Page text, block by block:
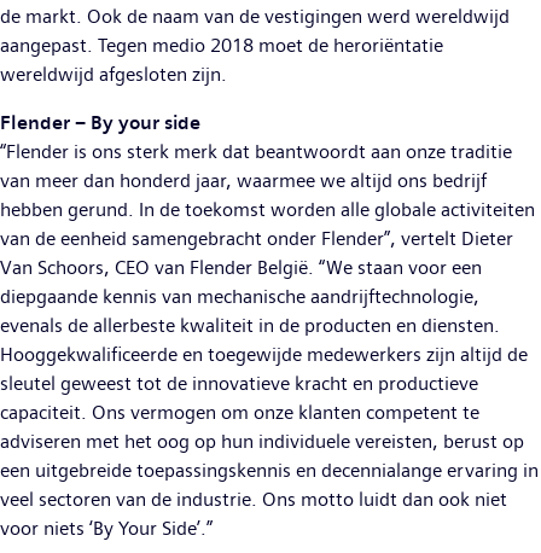
de markt. Ook de naam van de vestigingen werd wereldwijd
aangepast. Tegen medio 2018 moet de heroriëntatie
wereldwijd afgesloten zijn.
Flender – By your side
“Flender is ons sterk merk dat beantwoordt aan onze traditie
van meer dan honderd jaar, waarmee we altijd ons bedrijf
hebben gerund. In de toekomst worden alle globale activiteiten
van de eenheid samengebracht onder Flender”, vertelt Dieter
Van Schoors, CEO van Flender België. “We staan voor een
diepgaande kennis van mechanische aandrijftechnologie,
evenals de allerbeste kwaliteit in de producten en diensten.
Hooggekwalificeerde en toegewijde medewerkers zijn altijd de
sleutel geweest tot de innovatieve kracht en productieve
capaciteit. Ons vermogen om onze klanten competent te
adviseren met het oog op hun individuele vereisten, berust op
een uitgebreide toepassingskennis en decennialange ervaring in
veel sectoren van de industrie. Ons motto luidt dan ook niet
voor niets ‘By Your Side’.”